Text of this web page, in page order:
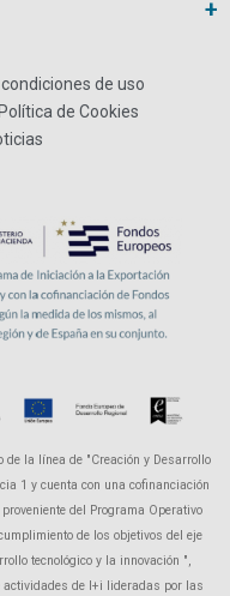
de uso
Política de Cookies
la línea de "Creación y Desarrollo
1 y cuenta con una cofinanciación
del Programa Operativo
de los objetivos del eje
tecnológico y la innovación ",
actividades de I+i lideradas por las